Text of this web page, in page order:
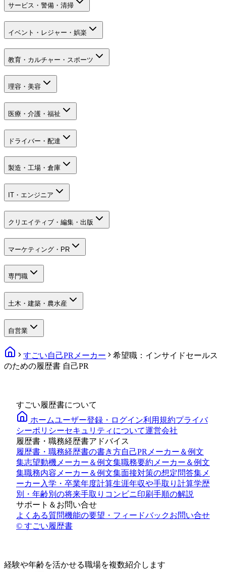
サービス・警備・清掃
イベント・レジャー・娯楽
教育・カルチャー・スポーツ
理容・美容
医療・介護・福祉
ドライバー・配達
製造・工場・倉庫
IT・エンジニア
クリエイティブ・編集・出版
マーケティング・PR
専門職
土木・建築・農水産
自営業
すごい自己PRメーカー
希望職：インサイドセールス
のための履歴書 自己PR
すごい履歴書について
ホームユーザー登録・ログイン利用規約プライバ
シーポリシーセキュリティについて運営会社
履歴書・職務経歴書アドバイス
履歴書・職務経歴書の書き方自己PRメーカー＆例文
集志望動機メーカー＆例文集職務要約メーカー＆例文
集職務内容メーカー＆例文集面接対策の想定問答集メ
ーカー入学・卒業年度計算生涯年収や手取り計算学歴
別・年齢別の将来手取り コンビニ印刷手順の解説
サポート＆お問い合せ
よくある質問機能の要望・フィードバックお問い合せ
© すごい履歴書
経験や年齢を活かせる職場を複数紹介します